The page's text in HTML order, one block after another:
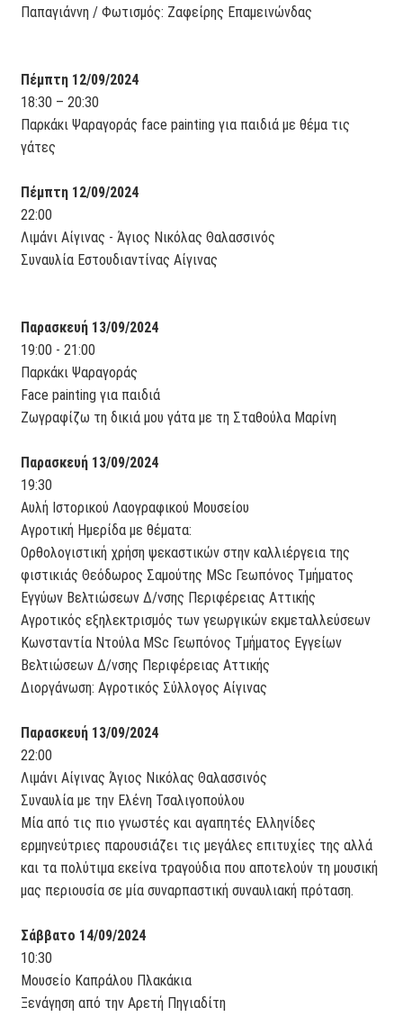
Παπαγιάννη / Φωτισμός: Ζαφείρης Επαμεινώνδας
Πέμπτη 12/09/2024
18:30 – 20:30
Παρκάκι Ψαραγοράς face painting για παιδιά με θέμα τις
γάτες
Πέμπτη 12/09/2024
22:00
Λιμάνι Αίγινας - Άγιος Νικόλας Θαλασσινός
Συναυλία Εστουδιαντίνας Αίγινας
Παρασκευή 13/09/2024
19:00 - 21:00
Παρκάκι Ψαραγοράς
Face painting για παιδιά
Ζωγραφίζω τη δικιά μου γάτα με τη Σταθούλα Μαρίνη
Παρασκευή 13/09/2024
19:30
Αυλή Ιστορικού Λαογραφικού Μουσείου
Αγροτική Ημερίδα με θέματα:
Ορθολογιστική χρήση ψεκαστικών στην καλλιέργεια της
φιστικιάς Θεόδωρος Σαμούτης MSc Γεωπόνος Τμήματος
Εγγύων Βελτιώσεων Δ/νσης Περιφέρειας Αττικής
Αγροτικός εξηλεκτρισμός των γεωργικών εκμεταλλεύσεων
Κωνσταντία Ντούλα MSc Γεωπόνος Τμήματος Εγγείων
Βελτιώσεων Δ/νσης Περιφέρειας Αττικής
Διοργάνωση: Αγροτικός Σύλλογος Αίγινας
Παρασκευή 13/09/2024
22:00
Λιμάνι Αίγινας Άγιος Νικόλας Θαλασσινός
Συναυλία με την Ελένη Τσαλιγοπούλου
Μία από τις πιο γνωστές και αγαπητές Ελληνίδες
ερμηνεύτριες παρουσιάζει τις μεγάλες επιτυχίες της αλλά
και τα πολύτιμα εκείνα τραγούδια που αποτελούν τη μουσική
μας περιουσία σε μία συναρπαστική συναυλιακή πρόταση.
Σάββατο 14/09/2024
10:30
Μουσείο Καπράλου Πλακάκια
Ξενάγηση από την Αρετή Πηγιαδίτη